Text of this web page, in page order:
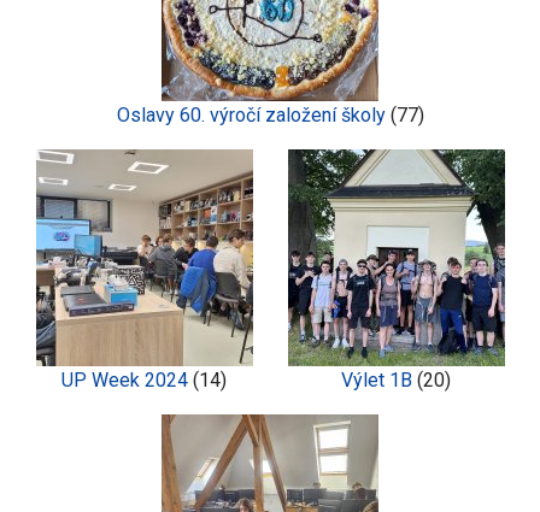
Oslavy 60. výročí založení školy (77)
UP Week 2024 (14) Výlet 1B (20)